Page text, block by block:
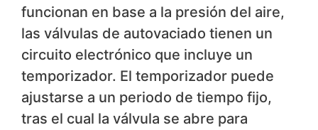
funcionan en base a la presión del aire,
las válvulas de autovaciado tienen un
circuito electrónico que incluye un
temporizador. El temporizador puede
ajustarse a un periodo de tiempo fijo,
tras el cual la válvula se abre para